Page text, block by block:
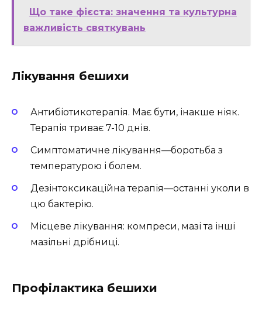
Що таке фієста: значення та культурна
важливість святкувань
Лікування бешихи
Антибіотикотерапія. Має бути, інакше ніяк.
Терапія триває 7-10 днів.
Симптоматичне лікування—боротьба з
температурою і болем.
Дезінтоксикаційна терапія—останні уколи в
цю бактерію.
Місцеве лікування: компреси, мазі та інші
мазільні дрібниці.
Профілактика бешихи